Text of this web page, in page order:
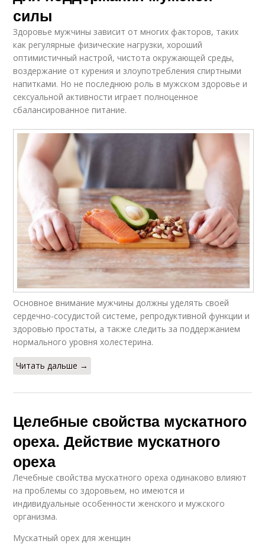
силы
Здоровье мужчины зависит от многих факторов, таких
как регулярные физические нагрузки, хороший
оптимистичный настрой, чистота окружающей среды,
воздержание от курения и злоупотребления спиртными
напитками. Но не последнюю роль в мужском здоровье и
сексуальной активности играет полноценное
сбалансированное питание.
Основное внимание мужчины должны уделять своей
сердечно-сосудистой системе, репродуктивной функции и
здоровью простаты, а также следить за поддержанием
нормального уровня холестерина.
Читать дальше →
Целебные свойства мускатного
ореха. Действие мускатного
ореха
Лечебные свойства мускатного ореха одинаково влияют
на проблемы со здоровьем, но имеются и
индивидуальные особенности женского и мужского
организма.
Мускатный орех для женщин